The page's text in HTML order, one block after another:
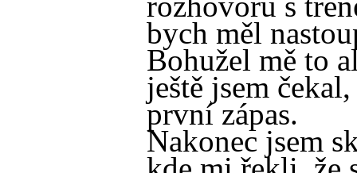
bych měl
Bohužel mě to
ještě jsem
první zápas.
Nakonec jsem